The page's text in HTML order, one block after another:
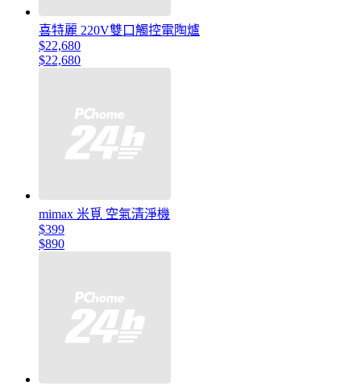
喜特麗 220V雙口觸控電陶爐
$22,680
$22,680
mimax 米覓 空氣清淨機
$399
$890